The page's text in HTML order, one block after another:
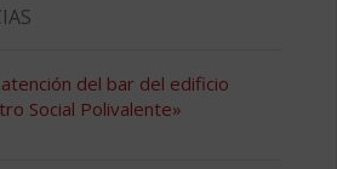
del bar del edificio
Social Polivalente»